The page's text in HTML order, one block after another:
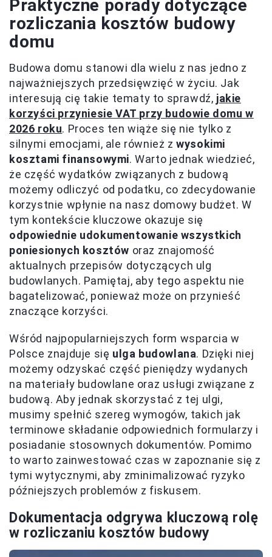
Praktyczne porady dotyczące
rozliczania kosztów budowy
domu
Budowa domu stanowi dla wielu z nas jedno z
najważniejszych przedsięwzięć w życiu. Jak
interesują cię takie tematy to sprawdź, jakie
korzyści przyniesie VAT przy budowie domu w
2026 roku. Proces ten wiąże się nie tylko z
silnymi emocjami, ale również zwysokimi
kosztami finansowymi. Warto jednak wiedzieć,
że część wydatków związanych z budową
możemy odliczyć od podatku, co zdecydowanie
korzystnie wpłynie na nasz domowy budżet. W
tym kontekście kluczowe okazuje się
odpowiednie udokumentowanie wszystkich
poniesionych kosztów oraz znajomość
aktualnych przepisów dotyczących ulg
budowlanych. Pamiętaj, aby tego aspektu nie
bagatelizować, ponieważ może on przynieść
znaczące korzyści.
Wśród najpopularniejszych form wsparcia w
Polsce znajduje się ulga budowlana. Dzięki niej
możemy odzyskać część pieniędzy wydanych
na materiały budowlane oraz usługi związane z
budową. Aby jednak skorzystać z tej ulgi,
musimy spełnić szereg wymogów, takich jak
terminowe składanie odpowiednich formularzy i
posiadanie stosownych dokumentów. Pomimo
to warto zainwestować czas w zapoznanie się z
tymi wytycznymi, aby zminimalizować ryzyko
późniejszych problemów z fiskusem.
Dokumentacja odgrywa kluczową rolę
w rozliczaniu kosztów budowy